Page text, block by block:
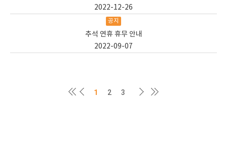
2022-12-26
공지
추석 연휴 휴무 안내
2022-09-07
1 2 3